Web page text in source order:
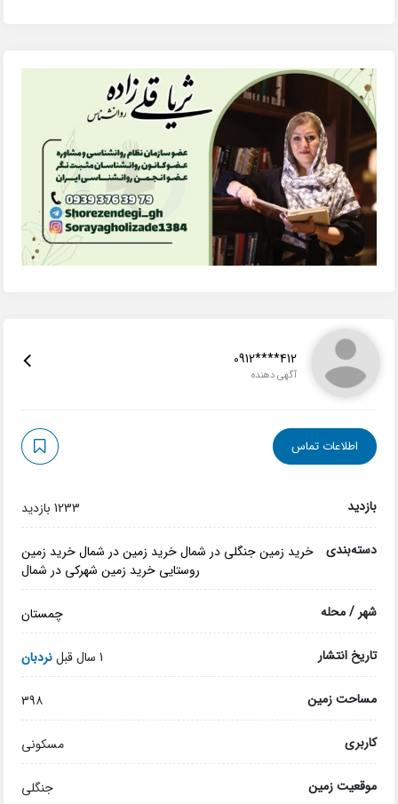
0912****412
آگهی دهنده
اطلاعات تماس
بازدید 1233 بازدید
دسته‌بندی خرید زمین جنگلی در شمال خرید زمین در شمال خرید زمین
روستایی خرید زمین شهرکی در شمال
شهر / محله چمستان
تاریخ انتشار 1 سال قبل نردبان
مساحت زمین 39۸
کاربری مسکونی
موقعیت زمین جنگلی